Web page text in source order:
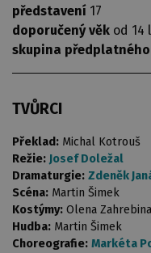
představení 17
doporučený věk od 14
skupina předplatného
TVŮRCI
Překlad: Michal Kotrouš
Režie: Josef Doležal
Dramaturgie: Zdeněk
Scéna: Martin Šimek
Kostýmy: Olena Zahrebina
Hudba: Martin Šimek
Choreografie: Markéta